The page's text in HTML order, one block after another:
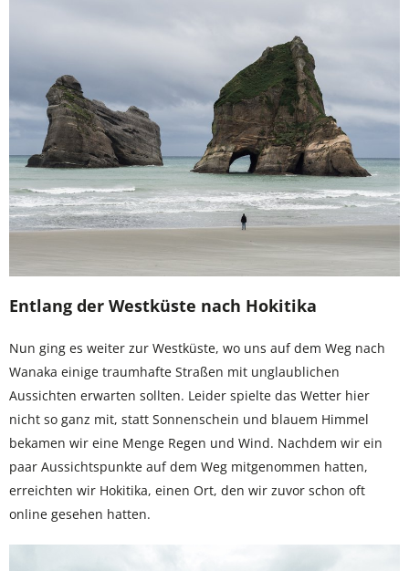
Entlang der Westküste nach Hokitika
Nun ging es weiter zur Westküste, wo uns auf dem Weg nach
Wanaka einige traumhafte Straßen mit unglaublichen
Aussichten erwarten sollten. Leider spielte das Wetter hier
nicht so ganz mit, statt Sonnenschein und blauem Himmel
bekamen wir eine Menge Regen und Wind. Nachdem wir ein
paar Aussichtspunkte auf dem Weg mitgenommen hatten,
erreichten wir Hokitika, einen Ort, den wir zuvor schon oft
online gesehen hatten.